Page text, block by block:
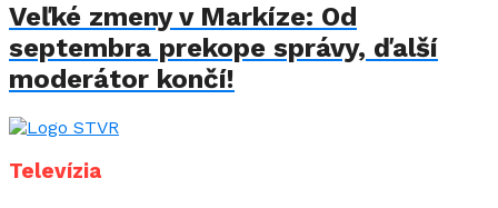
Veľké zmeny v Markíze: Od
septembra prekope správy, ďalší
moderátor končí!
Televízia